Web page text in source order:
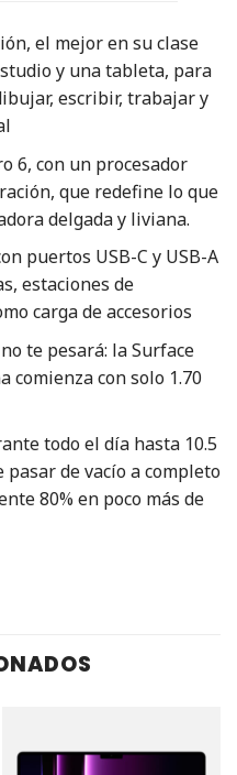
el mejor en su clase
y una tableta, para
escribir, trabajar y
6, con un procesador
que redefine lo que
delgada y liviana.
puertos USB-C y USB-A
estaciones de
carga de accesorios
te pesará: la Surface
comienza con solo 1.70
todo el día hasta 10.5
pasar de vacío a completo
80% en poco más de